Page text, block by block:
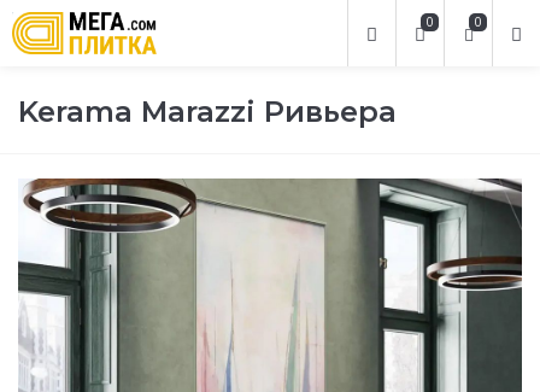
0
0
Kerama Marazzi Ривьера